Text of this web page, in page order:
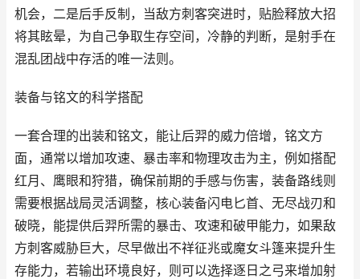
机会，二是后手反制，当敌方刺客突进时，贴脸释放大招
将其眩晕，为自己争取生存空间，冷静的判断，是射手在
混乱团战中存活的唯一法则。
装备与铭文的科学搭配
一套合理的出装和铭文，能让后羿的威力倍增，铭文方
面，通常以增加攻速、暴击率和物理攻击为主，例如搭配
红月、鹰眼和狩猎，确保前期的手感与伤害，装备路线则
需要根据战局灵活调整，核心装备闪电匕首、无尽战刃和
破晓，能提供后羿所需的暴击、攻速和破甲能力，如果敌
方刺客威胁巨大，尽早做出不祥征兆或魔女斗篷来提升生
存能力，若输出环境良好，则可以选择逐日之弓来增加射